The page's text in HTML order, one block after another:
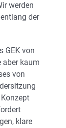
werden
der
GEK von
aber kaum
von
klare